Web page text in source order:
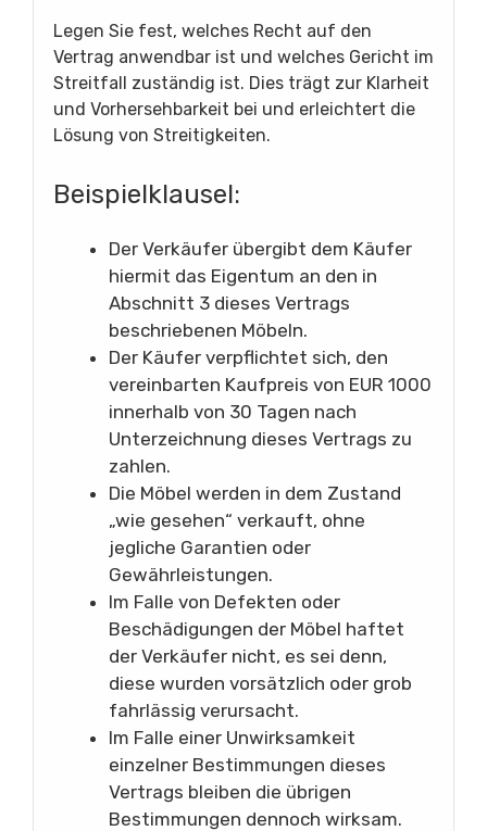
Legen Sie fest, welches Recht auf den
Vertrag anwendbar ist und welches Gericht im
Streitfall zuständig ist. Dies trägt zur Klarheit
und Vorhersehbarkeit bei und erleichtert die
Lösung von Streitigkeiten.
Beispielklausel:
Der Verkäufer übergibt dem Käufer
hiermit das Eigentum an den in
Abschnitt 3 dieses Vertrags
beschriebenen Möbeln.
Der Käufer verpflichtet sich, den
vereinbarten Kaufpreis von EUR 1000
innerhalb von 30 Tagen nach
Unterzeichnung dieses Vertrags zu
zahlen.
Die Möbel werden in dem Zustand
„wie gesehen“ verkauft, ohne
jegliche Garantien oder
Gewährleistungen.
Im Falle von Defekten oder
Beschädigungen der Möbel haftet
der Verkäufer nicht, es sei denn,
diese wurden vorsätzlich oder grob
fahrlässig verursacht.
Im Falle einer Unwirksamkeit
einzelner Bestimmungen dieses
Vertrags bleiben die übrigen
Bestimmungen dennoch wirksam.